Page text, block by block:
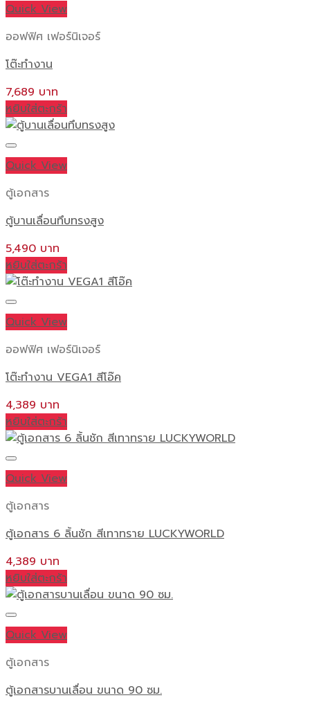
Quick View
ออฟฟิศ เฟอร์นิเจอร์
โต๊ะทำงาน
7,689
หยิบใส่ตะกร้า
Quick View
ตู้เอกสาร
ตู้บานเลื่อนทึบทรงสูง
5,490
หยิบใส่ตะกร้า
Quick View
ออฟฟิศ เฟอร์นิเจอร์
โต๊ะทำงาน VEGA1 สีโอ๊ค
4,389
หยิบใส่ตะกร้า
Quick View
ตู้เอกสาร
ตู้เอกสาร 6 ลิ้นชัก สีเทาทราย LUCKYWORLD
4,389
หยิบใส่ตะกร้า
Quick View
ตู้เอกสาร
ตู้เอกสารบานเลื่อน ขนาด 90 ซม.